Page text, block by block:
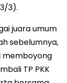
3).
juara umum
sebelumnya,
memboyong
TP PKK